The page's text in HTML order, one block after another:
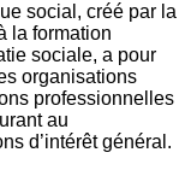
social, créé par la
la formation
sociale, a pour
organisations
professionnelles
au
d’intérêt général.